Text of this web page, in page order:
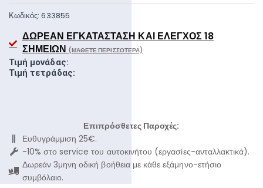
Κωδικός:633855
ΔΩΡΕΆΝ ΕΓΚΑΤΆΣΤΑΣΗ ΚΑΙ ΈΛΕΓΧΟΣ 18
ΣΗΜΕΊΩΝ (ΜΆΘΕΤΕ ΠΕΡΙΣΣΌΤΕΡΑ)
Τιμή μονάδας:
Τιμή τετράδας:
Επιπρόσθετες Παροχές:
Ευθυγράμμιση 25€.
-10% στο service του αυτοκινήτου (εργασίες-ανταλλακτικά).
Δωρεάν 3μηνη οδική βοήθεια με κάθε εξάμηνο-ετήσιο
συμβόλαιο.